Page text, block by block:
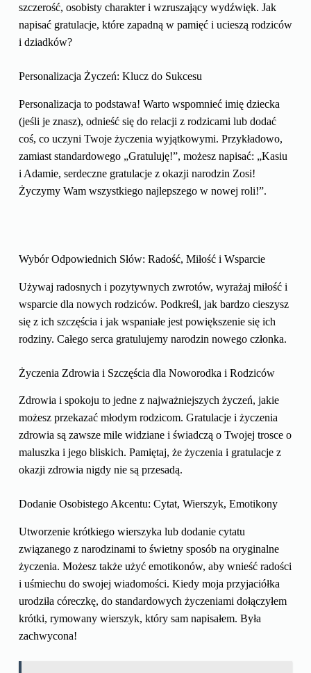
szczerość, osobisty charakter i wzruszający wydźwięk. Jak
napisać gratulacje, które zapadną w pamięć i ucieszą rodziców
i dziadków?
Personalizacja Życzeń: Klucz do Sukcesu
Personalizacja to podstawa! Warto wspomnieć imię dziecka
(jeśli je znasz), odnieść się do relacji z rodzicami lub dodać
coś, co uczyni Twoje życzenia wyjątkowymi. Przykładowo,
zamiast standardowego „Gratuluję!”, możesz napisać: „Kasiu
i Adamie, serdeczne gratulacje z okazji narodzin Zosi!
Życzymy Wam wszystkiego najlepszego w nowej roli!”.
Wybór Odpowiednich Słów: Radość, Miłość i Wsparcie
Używaj radosnych i pozytywnych zwrotów, wyrażaj miłość i
wsparcie dla nowych rodziców. Podkreśl, jak bardzo cieszysz
się z ich szczęścia i jak wspaniałe jest powiększenie się ich
rodziny. Całego serca gratulujemy narodzin nowego członka.
Życzenia Zdrowia i Szczęścia dla Noworodka i Rodziców
Zdrowia i spokoju to jedne z najważniejszych życzeń, jakie
możesz przekazać młodym rodzicom. Gratulacje i życzenia
zdrowia są zawsze mile widziane i świadczą o Twojej trosce o
maluszka i jego bliskich. Pamiętaj, że życzenia i gratulacje z
okazji zdrowia nigdy nie są przesadą.
Dodanie Osobistego Akcentu: Cytat, Wierszyk, Emotikony
Utworzenie krótkiego wierszyka lub dodanie cytatu
związanego z narodzinami to świetny sposób na oryginalne
życzenia. Możesz także użyć emotikonów, aby wnieść radości
i uśmiechu do swojej wiadomości. Kiedy moja przyjaciółka
urodziła córeczkę, do standardowych życzeniami dołączyłem
krótki, rymowany wierszyk, który sam napisałem. Była
zachwycona!